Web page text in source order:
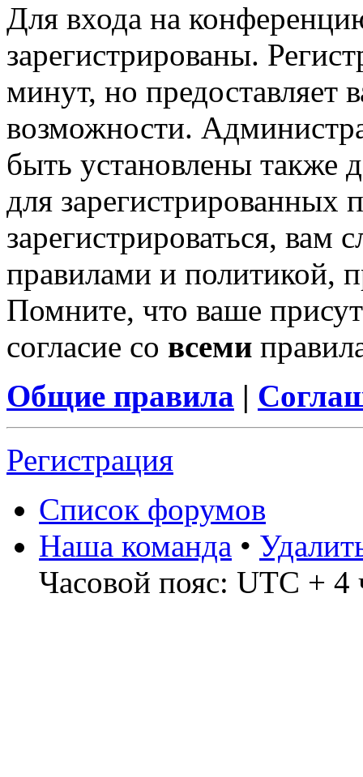
Для входа на
зарегистрированы.
минут, но предоставляет
возможности.
быть установлены также
для зарегистрированных
зарегистрироваться, вам
правилами и политикой,
Помните, что ваше
согласие со всеми
Общие правила |
Регистрация
Список форумов
Наша команда •
Часовой пояс: UTC + 4